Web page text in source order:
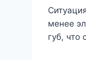
менее
губ, что